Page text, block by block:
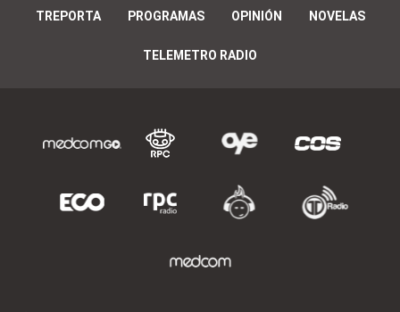
TREPORTA PROGRAMAS OPINIÓN NOVELAS
TELEMETRO RADIO